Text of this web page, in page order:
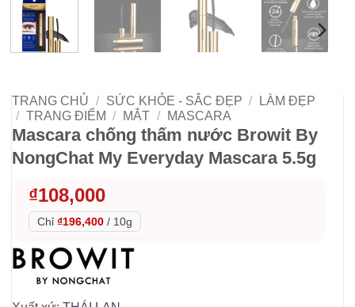
TRANG CHỦ / SỨC KHỎE - SẮC ĐẸP /
LÀM ĐẸP
/ TRANG ĐIỂM / MẮT / MASCARA
Mascara chống thấm nước Browit By
NongChat My Everyday Mascara 5.5g
₫108,000
Chỉ ₫196,400 / 10g